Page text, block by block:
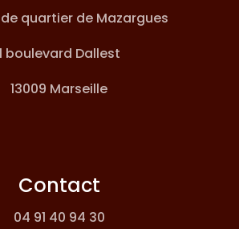
quartier de Mazargues
boulevard Dallest
13009 Marseille
Contact
04 91 40 94 30